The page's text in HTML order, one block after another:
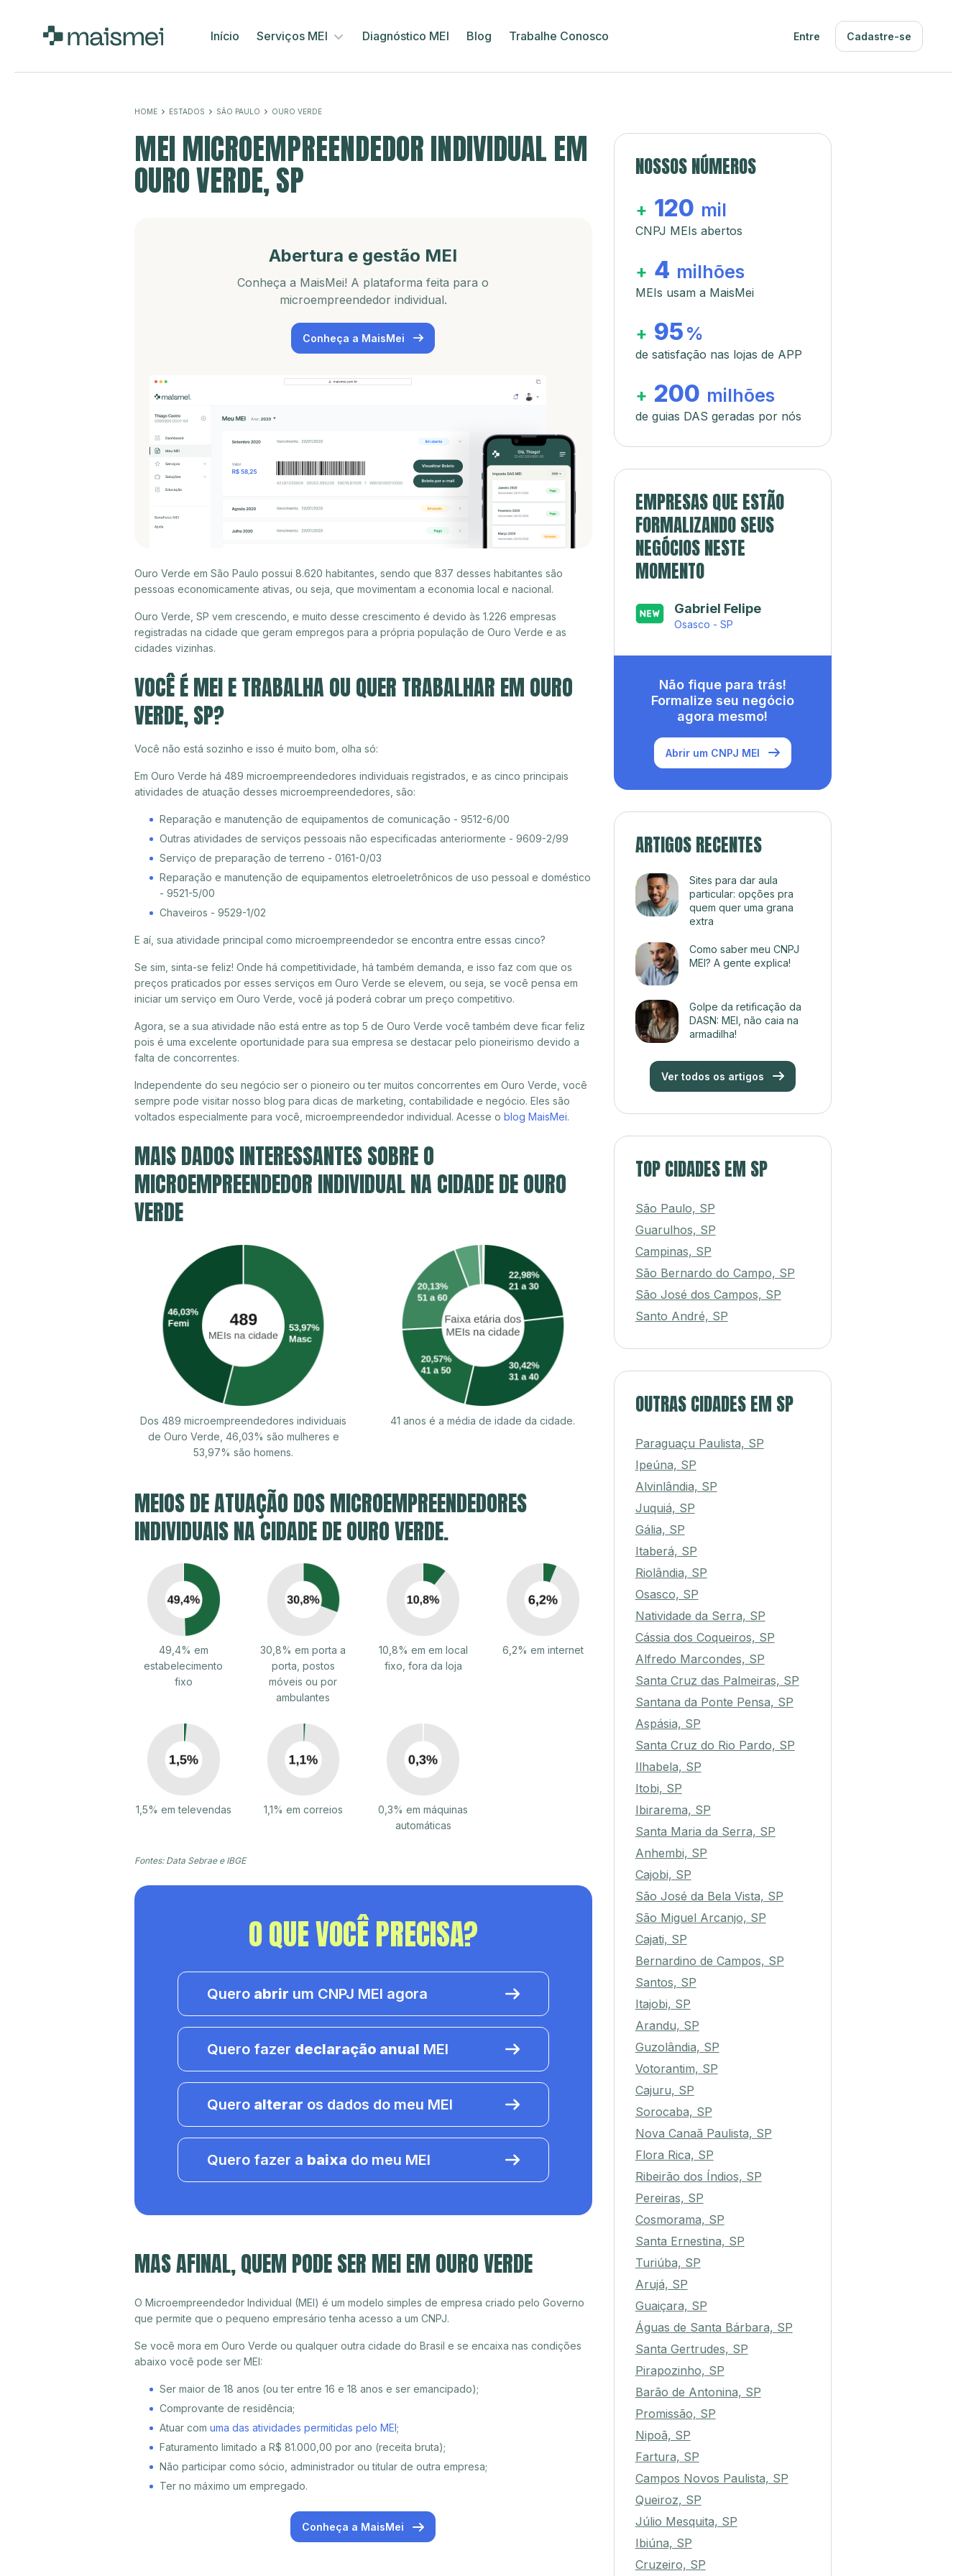
Início Serviços MEI Diagnóstico MEI Blog Trabalhe Conosco Entre Cadastre-se
HOME ESTADOS SÃO PAULO OURO VERDE
MEI MICROEMPREENDEDOR INDIVIDUAL EM
OURO VERDE, SP
Abertura e gestão MEI
Conheça a MaisMei! A plataforma feita para o
microempreendedor individual.
Conheça a MaisMei
Ouro Verde em São Paulo possui 8.620 habitantes, sendo que 837 desses habitantes são
pessoas economicamente ativas, ou seja, que movimentam a economia local e nacional.
Ouro Verde, SP vem crescendo, e muito desse crescimento é devido às 1.226 empresas
registradas na cidade que geram empregos para a própria população de Ouro Verde e as
cidades vizinhas.
VOCÊ É MEI E TRABALHA OU QUER TRABALHAR EM OURO
VERDE, SP?
Você não está sozinho e isso é muito bom, olha só:
Em Ouro Verde há 489 microempreendedores individuais registrados, e as cinco principais
atividades de atuação desses microempreendedores, são:
Reparação e manutenção de equipamentos de comunicação - 9512-6/00
Outras atividades de serviços pessoais não especificadas anteriormente - 9609-2/99
Serviço de preparação de terreno - 0161-0/03
Reparação e manutenção de equipamentos eletroeletrônicos de uso pessoal e doméstico
- 9521-5/00
Chaveiros - 9529-1/02
E aí, sua atividade principal como microempreendedor se encontra entre essas cinco?
Se sim, sinta-se feliz! Onde há competitividade, há também demanda, e isso faz com que os
preços praticados por esses serviços em Ouro Verde se elevem, ou seja, se você pensa em
iniciar um serviço em Ouro Verde, você já poderá cobrar um preço competitivo.
Agora, se a sua atividade não está entre as top 5 de Ouro Verde você também deve ficar feliz
pois é uma excelente oportunidade para sua empresa se destacar pelo pioneirismo devido a
falta de concorrentes.
Independente do seu negócio ser o pioneiro ou ter muitos concorrentes em Ouro Verde, você
sempre pode visitar nosso blog para dicas de marketing, contabilidade e negócio. Eles são
voltados especialmente para você, microempreendedor individual. Acesse o blog MaisMei.
MAIS DADOS INTERESSANTES SOBRE O
MICROEMPREENDEDOR INDIVIDUAL NA CIDADE DE OURO
VERDE
Dos 489 microempreendedores individuais
de Ouro Verde, 46,03% são mulheres e
53,97% são homens.
41 anos é a média de idade da cidade.
MEIOS DE ATUAÇÃO DOS MICROEMPREENDEDORES
INDIVIDUAIS NA CIDADE DE OURO VERDE.
49,4% em
estabelecimento
fixo
30,8% em porta a
porta, postos
móveis ou por
ambulantes
10,8% em em local
fixo, fora da loja
6,2% em internet
1,5% em televendas 1,1% em correios
0,3% em máquinas
automáticas
Fontes: Data Sebrae e IBGE
O QUE VOCÊ PRECISA?
Quero abrir um CNPJ MEI agora
Quero fazer declaração anual MEI
Quero alterar os dados do meu MEI
Quero fazer a baixa do meu MEI
MAS AFINAL, QUEM PODE SER MEI EM OURO VERDE
O Microempreendedor Individual (MEI) é um modelo simples de empresa criado pelo Governo
que permite que o pequeno empresário tenha acesso a um CNPJ.
Se você mora em Ouro Verde ou qualquer outra cidade do Brasil e se encaixa nas condições
abaixo você pode ser MEI:
Ser maior de 18 anos (ou ter entre 16 e 18 anos e ser emancipado);
Comprovante de residência;
Atuar com uma das atividades permitidas pelo MEI;
Faturamento limitado a R$ 81.000,00 por ano (receita bruta);
Não participar como sócio, administrador ou titular de outra empresa;
Ter no máximo um empregado.
Conheça a MaisMei
NOSSOS NÚMEROS
+ 120 mil
CNPJ MEIs abertos
+ 4 milhões
MEIs usam a MaisMei
+ 95 %
de satisfação nas lojas de APP
+ 200 milhões
de guias DAS geradas por nós
EMPRESAS QUE ESTÃO
FORMALIZANDO SEUS
NEGÓCIOS NESTE
MOMENTO
Gabriel Felipe
Osasco - SP
Não fique para trás!
Formalize seu negócio
agora mesmo!
Abrir um CNPJ MEI
ARTIGOS RECENTES
Sites para dar aula
particular: opções pra
quem quer uma grana
extra
Como saber meu CNPJ
MEI? A gente explica!
Golpe da retificação da
DASN: MEI, não caia na
armadilha!
Ver todos os artigos
TOP CIDADES EM SP
São Paulo, SP
Guarulhos, SP
Campinas, SP
São Bernardo do Campo, SP
São José dos Campos, SP
Santo André, SP
OUTRAS CIDADES EM SP
Paraguaçu Paulista, SP
Ipeúna, SP
Alvinlândia, SP
Juquiá, SP
Gália, SP
Itaberá, SP
Riolândia, SP
Osasco, SP
Natividade da Serra, SP
Cássia dos Coqueiros, SP
Alfredo Marcondes, SP
Santa Cruz das Palmeiras, SP
Santana da Ponte Pensa, SP
Aspásia, SP
Santa Cruz do Rio Pardo, SP
Ilhabela, SP
Itobi, SP
Ibirarema, SP
Santa Maria da Serra, SP
Anhembi, SP
Cajobi, SP
São José da Bela Vista, SP
São Miguel Arcanjo, SP
Cajati, SP
Bernardino de Campos, SP
Santos, SP
Itajobi, SP
Arandu, SP
Guzolândia, SP
Votorantim, SP
Cajuru, SP
Sorocaba, SP
Nova Canaã Paulista, SP
Flora Rica, SP
Ribeirão dos Índios, SP
Pereiras, SP
Cosmorama, SP
Santa Ernestina, SP
Turiúba, SP
Arujá, SP
Guaiçara, SP
Águas de Santa Bárbara, SP
Santa Gertrudes, SP
Pirapozinho, SP
Barão de Antonina, SP
Promissão, SP
Nipoã, SP
Fartura, SP
Campos Novos Paulista, SP
Queiroz, SP
Júlio Mesquita, SP
Ibiúna, SP
Cruzeiro, SP